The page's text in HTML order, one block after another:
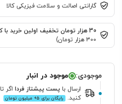
گارانتی اصالت و سلامت فیزیکی کالا
30 هزار تومان تخفیف اولین خرید با کد HELLO
300 هزار تومان)
موجودی: موجود در انبار
ارسال با پست پیشتاز فردا اگر تا
کنید.
رایگان برای ۵+ میلیون تومان